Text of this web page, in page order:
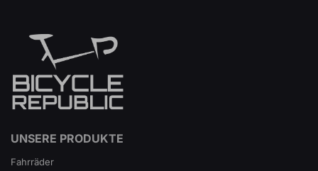
UNSERE PRODUKTE
Fahrräder